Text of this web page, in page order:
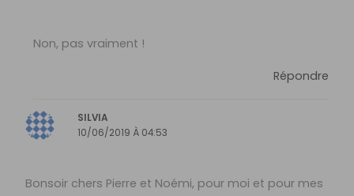
Non, pas vraiment !
Répondre
SILVIA
10/06/2019 À 04:53
Bonsoir chers Pierre et Noémi, pour moi et pour mes